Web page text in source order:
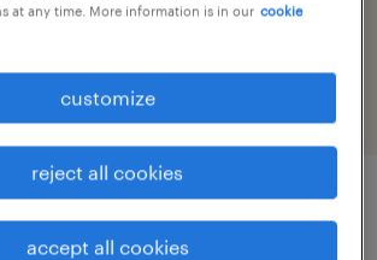
at any time. More information is in our cookie
customize
reject all cookies
accept all cookies